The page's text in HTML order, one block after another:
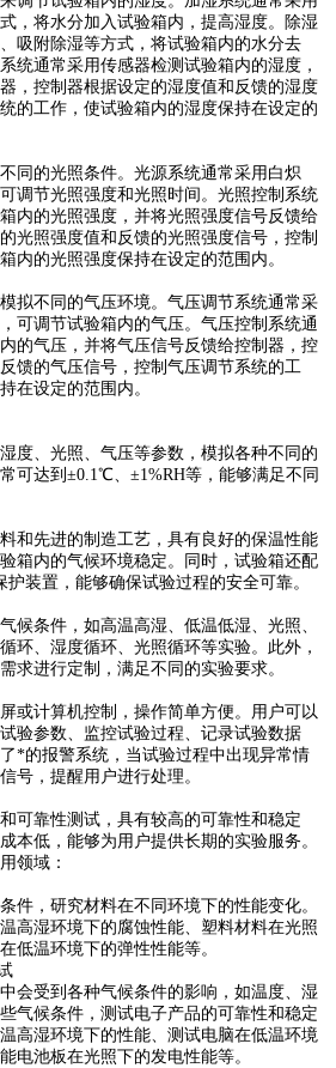
，将水分加入试验箱内，提高湿度。除湿
吸附除湿等方式，将试验箱内的水分去
统通常采用传感器检测试验箱内的湿度，
，控制器根据设定的湿度值和反馈的湿度
的工作，使试验箱内的湿度保持在设定的
的光照条件。光源系统通常采用白炽
调节光照强度和光照时间。光照控制系统
内的光照强度，并将光照强度信号反馈给
光照强度值和反馈的光照强度信号，控制
内的光照强度保持在设定的范围内。
不同的气压环境。气压调节系统通常采
可调节试验箱内的气压。气压控制系统通
的气压，并将气压信号反馈给控制器，控
馈的气压信号，控制气压调节系统的工
在设定的范围内。
、光照、气压等参数，模拟各种不同的
可达到±0.1℃、±1%RH等，能够满足不同
先进的制造工艺，具有良好的保温性能
箱内的气候环境稳定。同时，试验箱还配
装置，能够确保试验过程的安全可靠。
条件，如高温高湿、低温低湿、光照、
环、湿度循环、光照循环等实验。此外，
求进行定制，满足不同的实验要求。
计算机控制，操作简单方便。用户可以
验参数、监控试验过程、记录试验数据
*的报警系统，当试验过程中出现异常情
号，提醒用户进行处理。
靠性测试，具有较高的可靠性和稳定
本低，能够为用户提供长期的实验服务。
领域：
，研究材料在不同环境下的性能变化。
高湿环境下的腐蚀性能、塑料材料在光照
低温环境下的弹性性能等。
受到各种气候条件的影响，如温度、湿
气候条件，测试电子产品的可靠性和稳定
高湿环境下的性能、测试电脑在低温环境
电池板在光照下的发电性能等。